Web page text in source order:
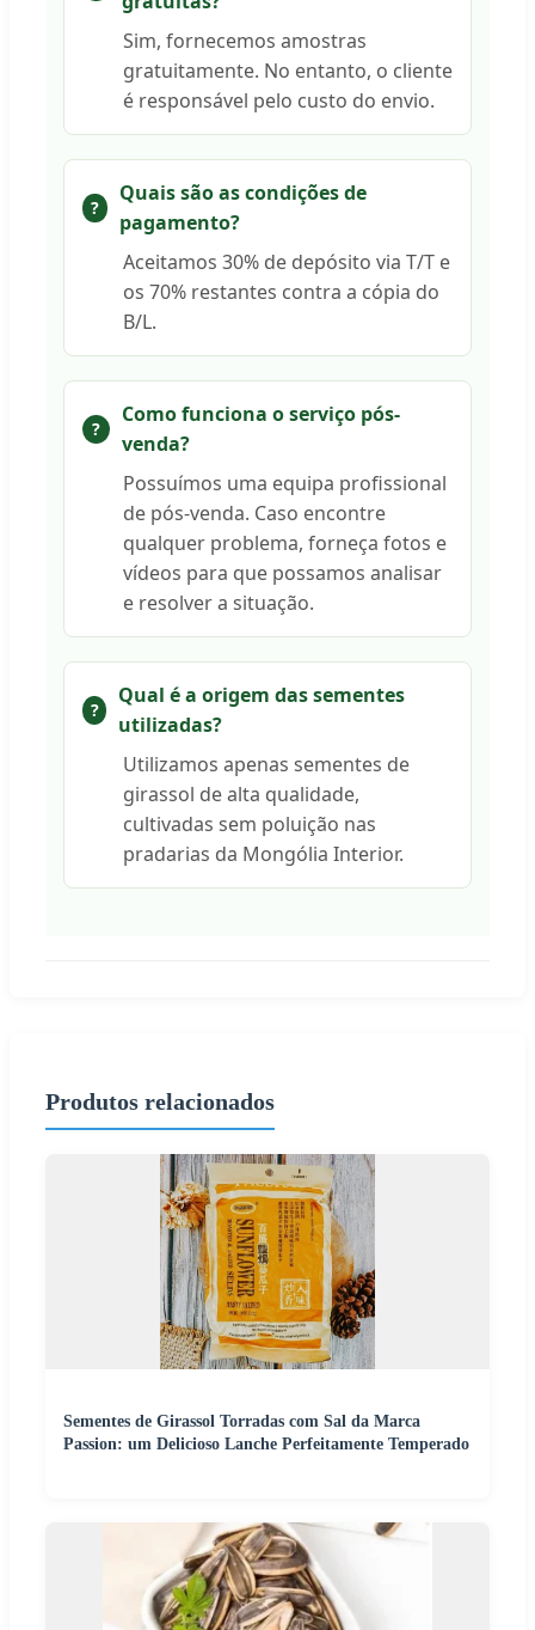
Sim, fornecemos amostras
gratuitamente. No entanto, o cliente
é responsável pelo custo do envio.
Quais são as condições de
pagamento?
Aceitamos 30% de depósito via T/T e
os 70% restantes contra a cópia do
B/L.
Como funciona o serviço pós-
venda?
Possuímos uma equipa profissional
de pós-venda. Caso encontre
qualquer problema, forneça fotos e
vídeos para que possamos analisar
e resolver a situação.
Qual é a origem das sementes
utilizadas?
Utilizamos apenas sementes de
girassol de alta qualidade,
cultivadas sem poluição nas
pradarias da Mongólia Interior.
Produtos relacionados
Sementes de Girassol Torradas com Sal da Marca
Passion: um Delicioso Lanche Perfeitamente Temperado